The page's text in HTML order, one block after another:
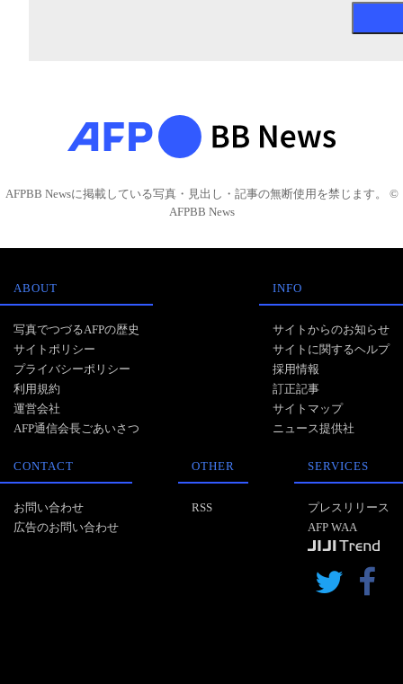
AFPBB Newsに掲載している写真・見出し・記事の無断使用を禁じます。 ©
AFPBB News
ABOUT
写真でつづるAFPの歴史
サイトポリシー
プライバシーポリシー
利用規約
運営会社
AFP通信会長ごあいさつ
INFO
サイトからのお知らせ
サイトに関するヘルプ
採用情報
訂正記事
サイトマップ
ニュース提供社
CONTACT
お問い合わせ
広告のお問い合わせ
OTHER
RSS
SERVICES
プレスリリース
AFP WAA